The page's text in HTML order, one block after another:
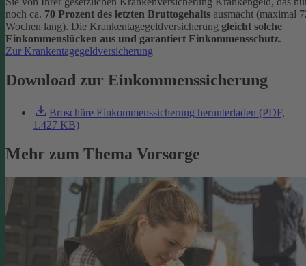
noch ca. 70 Prozent des letzten Bruttogehalts ausmacht (maximal
Wochen lang). Die Krankentagegeldversicherung gleicht solche
Einkommenslücken aus und garantiert Einkommensschutz.
Zur Krankentagegeldversicherung
Download zur Einkommenssicherung
Broschüre Einkommenssicherung herunterladen (PDF,
1.427 KB)
Mehr zum Thema Vorsorge